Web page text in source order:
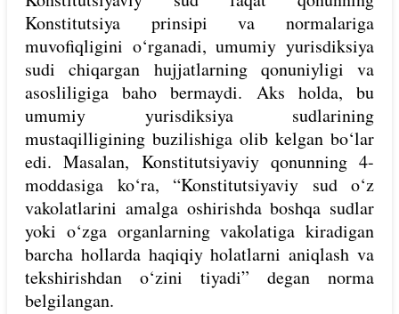
Konstitutsiya prinsipi va normalariga
muvofiqligini o‘rganadi, umumiy yurisdiksiya
sudi chiqargan hujjatlarning qonuniyligi va
asosliligiga baho bermaydi. Aks holda, bu
umumiy yurisdiksiya sudlarining
mustaqilligining buzilishiga olib kelgan bo‘lar
edi. Masalan, Konstitutsiyaviy qonunning 4-
moddasiga ko‘ra, “Konstitutsiyaviy sud o‘z
vakolatlarini amalga oshirishda boshqa sudlar
yoki o‘zga organlarning vakolatiga kiradigan
barcha hollarda haqiqiy holatlarni aniqlash va
tekshirishdan o‘zini tiyadi” degan norma
belgilangan.